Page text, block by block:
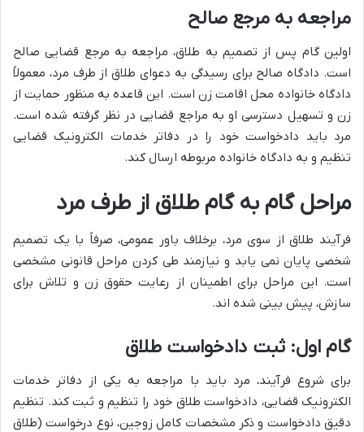
مراجعه به مرجع صالح
اولین گام پس از تصمیم به طلاق، مراجعه به مرجع قضایی صالح
است. دادگاه صالح برای رسیدگی به دعوای طلاق از طرف مرد، معمولاً
دادگاه خانواده محل اقامت زن است. این قاعده به منظور حمایت از
زن و تسهیل دسترسی او به مراجع قضایی در نظر گرفته شده است.
مرد باید دادخواست خود را در دفاتر خدمات الکترونیک قضایی
تنظیم و به دادگاه خانواده مربوطه ارسال کند.
مراحل گام به گام طلاق از طرف مرد
فرآیند طلاق از سوی مرد، برخلاف باور عمومی، صرفاً با یک تصمیم
شخصی پایان نمی یابد و نیازمند طی کردن مراحل قانونی مشخصی
است. این مراحل برای اطمینان از رعایت حقوق زن و تلاش برای
سازش، پیش بینی شده اند.
گام اول: ثبت دادخواست طلاق
برای شروع فرآیند، مرد باید با مراجعه به یکی از دفاتر خدمات
الکترونیک قضایی، دادخواست طلاق خود را تنظیم و ثبت کند. تنظیم
دقیق دادخواست و ذکر مشخصات کامل زوجین، نوع درخواست (طلاق